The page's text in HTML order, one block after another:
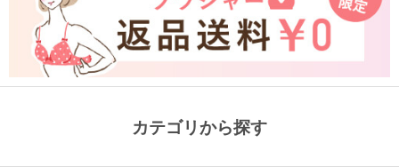
カテゴリから探す